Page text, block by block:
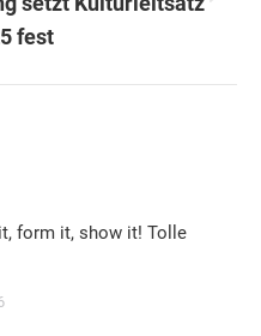
fest
form it, show it! Tolle